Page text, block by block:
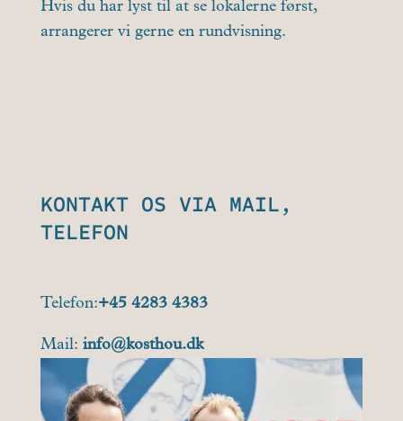
Hvis du har lyst til at se lokalerne først,
arrangerer vi gerne en rundvisning.
KONTAKT OS VIA MAIL,
TELEFON
Telefon:+45 4283 4383
Mail: info@kosthou.dk